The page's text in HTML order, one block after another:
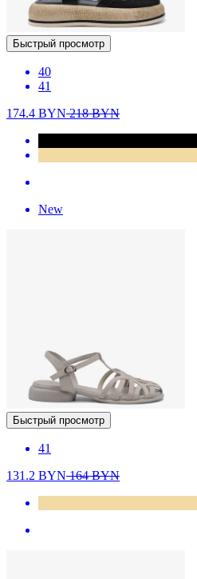
Быстрый просмотр
40
41
174.4 BYN218BYN
New
Быстрый просмотр
41
131.2 BYN164BYN